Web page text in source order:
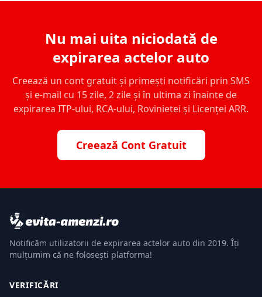
Nu mai uita niciodată de
expirarea actelor auto
Creează un cont gratuit și primești notificări prin SMS
și e-mail cu 15 zile, 2 zile și în ultima zi înainte de
expirarea ITP-ului, RCA-ului, Rovinietei și Licenței ARR.
Creează Cont Gratuit
Notificăm utilizatorii de expirarea actelor auto din 2019. Îți
mulțumim că ne folosești platforma!
VERIFICĂRI